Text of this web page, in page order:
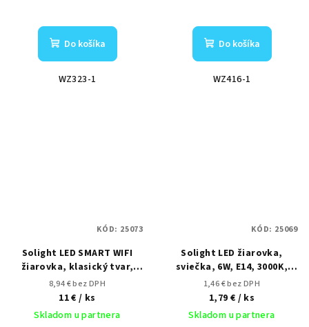
Do košíka
WZ323-1
Do košíka
WZ416-1
Solight LED SMART WIFI
žiarovka, klasický tvar,
15W, E27, RGB, 270°, 1350lm
8,94 € bez DPH
11 €/ ks
Skladom u partnera
KÓD: 25073
Solight LED žiarovka,
sviečka, 6W, E14, 3000K,
510lm
1,46 € bez DPH
1,79 € / ks
Skladom u partnera
KÓD: 25069